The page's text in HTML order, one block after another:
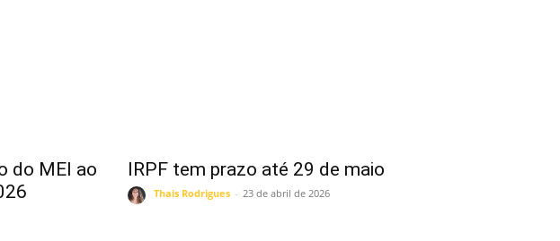
do MEI ao
IRPF tem prazo até 29 de maio
Thais Rodrigues - 23 de abril de 2026